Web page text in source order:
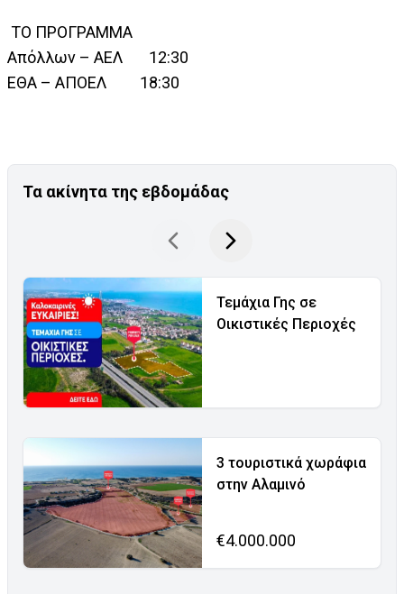
ΤΟ ΠΡΟΓΡΑΜΜΑ
Απόλλων – ΑΕΛ 12:30
ΕΘΑ – ΑΠΟΕΛ 18:30
Τα ακίνητα της εβδομάδας
Τεμάχια Γης σε
Οικιστικές Περιοχές
3 τουριστικά χωράφια
στην Αλαμινό
€4.000.000